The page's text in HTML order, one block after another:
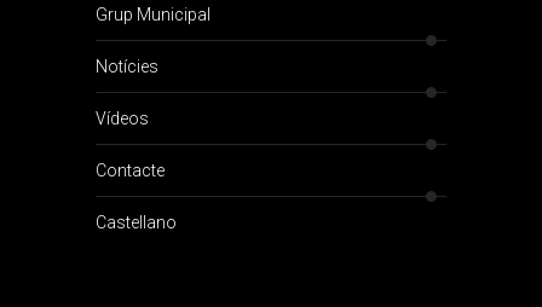
Grup Municipal
Notícies
Vídeos
Contacte
Castellano